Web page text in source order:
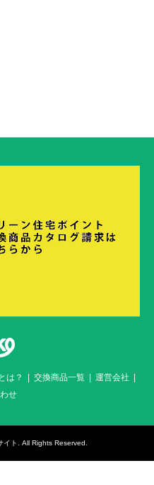
は？ 交換商品一覧
運営会社
せ
イト . All Rights Reserved.